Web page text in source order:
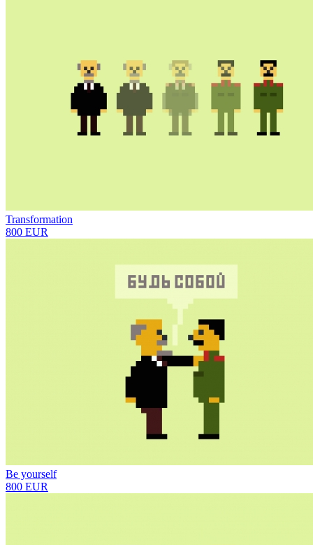
Transformation
800 EUR
Be yourself
800 EUR